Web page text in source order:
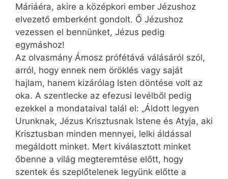
Máriáéra, akire a középkori ember Jézushoz
elvezető emberként gondolt. Ő Jézushoz
vezessen el bennünket, Jézus pedig
egymáshoz!
Az olvasmány Ámosz prófétává válásáról szól,
arról, hogy ennek nem öröklés vagy saját
hajlam, hanem kizárólag Isten döntése volt az
oka. A szentlecke az efezusi levélből pedig
ezekkel a mondataival talál el: „Áldott legyen
Urunknak, Jézus Krisztusnak Istene és Atyja, aki
Krisztusban minden mennyei, lelki áldással
megáldott minket. Mert kiválasztott minket
őbenne a világ megteremtése előtt, hogy
szentek és szeplőtelenek legyünk előtte a